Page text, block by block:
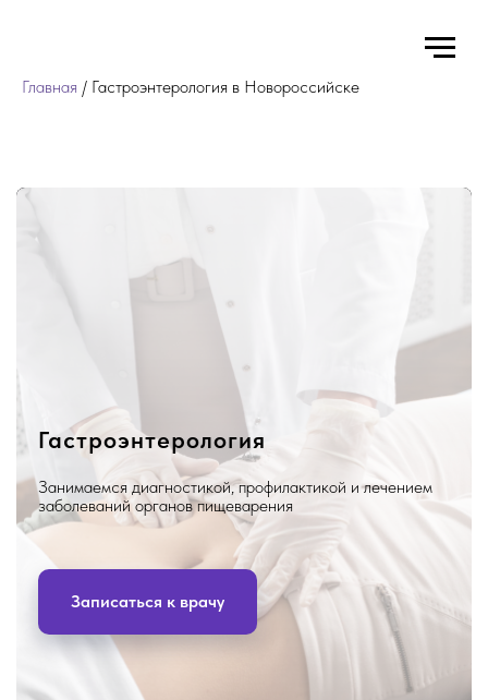
Главная / Гастроэнтерология в Новороссийске
Гастроэнтерология
Занимаемся диагностикой, профилактикой и лечением
заболеваний органов пищеварения
Записаться к врачу